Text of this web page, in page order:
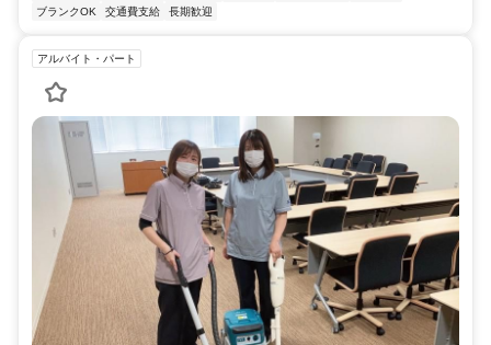
ブランクOK
交通費支給 長期歓迎
アルバイト・パート